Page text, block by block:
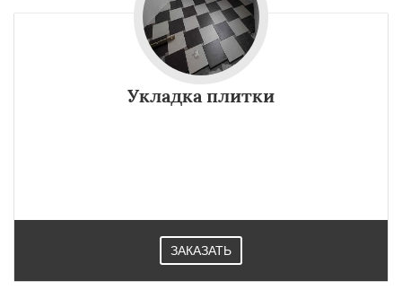
Укладка плитки
ЗАКАЗАТЬ